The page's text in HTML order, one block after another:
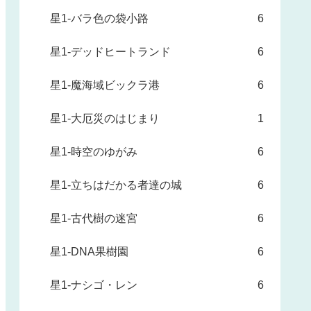
星1-バラ色の袋小路 6
星1-デッドヒートランド 6
星1-魔海域ビックラ港 6
星1-大厄災のはじまり 1
星1-時空のゆがみ 6
星1-立ちはだかる者達の城 6
星1-古代樹の迷宮 6
星1-DNA果樹園 6
星1-ナシゴ・レン 6